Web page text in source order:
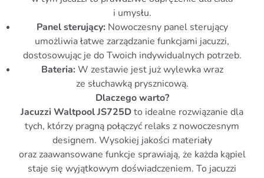
i umysłu.
Panel sterujący: Nowoczesny panel sterujący
umożliwia łatwe zarządzanie funkcjami jacuzzi,
dostosowując je do Twoich indywidualnych potrzeb.
Bateria: W zestawie jest już wylewka wraz
ze słuchawką prysznicową.
Dlaczego warto?
Jacuzzi Waltpool JS725Dto idealne rozwiązanie dla
tych, którzy pragną połączyć relaks z nowoczesnym
designem. Wysokiej jakości materiały
oraz zaawansowane funkcje sprawiają, że każda kąpiel
staje się wyjątkowym doświadczeniem. To jacuzzi